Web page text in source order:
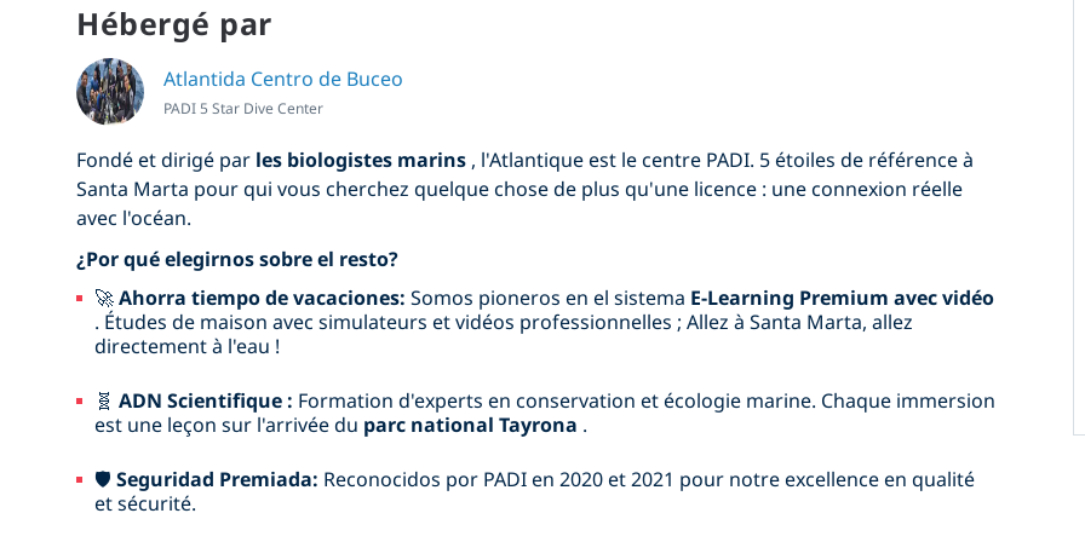
Hébergé par
Atlantida Centro de Buceo
PADI 5 Star Dive Center
Fondé et dirigé par les biologistes marins , l'Atlantique est le centre PADI. 5 étoiles de référence à
Santa Marta pour qui vous cherchez quelque chose de plus qu'une licence : une connexion réelle
avec l'océan.
¿Por qué elegirnos sobre el resto?
🚀Ahorra tiempo de vacaciones: Somos pioneros en el sistema E-Learning Premium avec vidéo
. Études de maison avec simulateurs et vidéos professionnelles ; Allez à Santa Marta, allez
directement à l'eau !
🧬 ADN Scientifique : Formation d'experts en conservation et écologie marine. Chaque immersion
est une leçon sur l'arrivée du parc national Tayrona .
🛡️ Seguridad Premiada: Reconocidos por PADI en 2020 et 2021 pour notre excellence en qualité
et sécurité.